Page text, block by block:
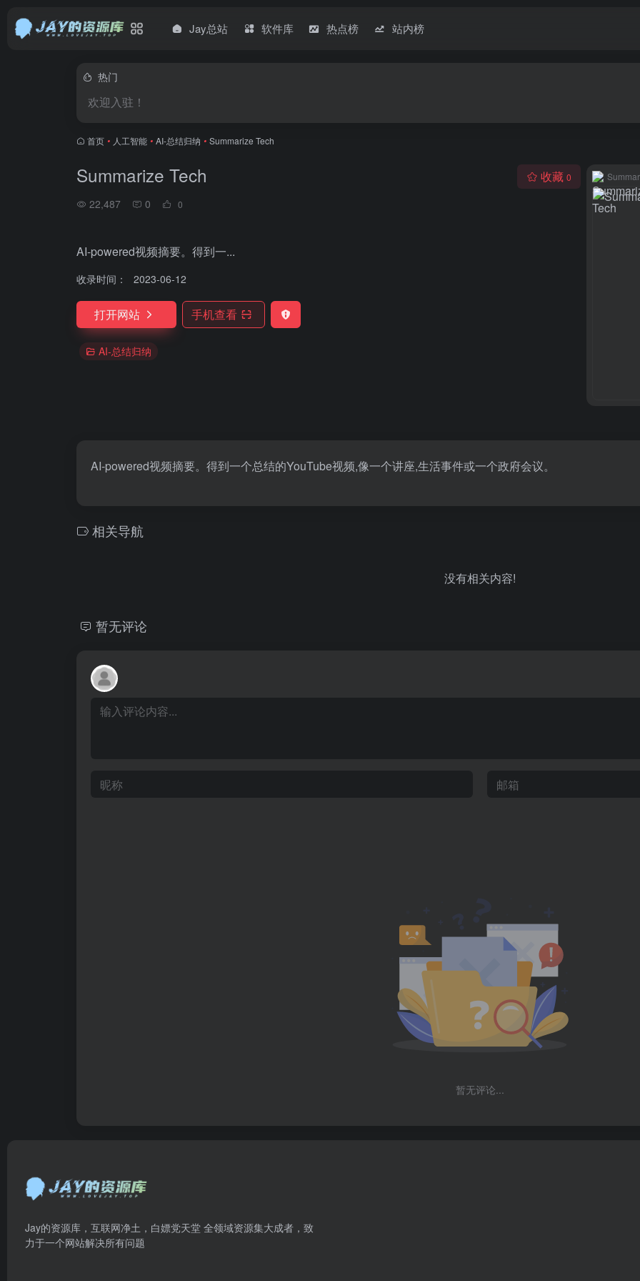
Jay总站 软件库 热点榜 站内榜
热门
欢迎入驻！
首页 • 人工智能 • AI-总结归纳 • Summarize Tech
Summarize Tech
22,487 0 0
收藏 0
AI-powered视频摘要。得到一...
收录时间： 2023-06-12
打开网站 手机查看
AI-总结归纳
AI-powered视频摘要。得到一个总结的YouTube视频,像一个讲座,生活事件或一个政府会议。
相关导航
没有相关内容!
暂无评论
暂无评论...
Jay的资源库，互联网净土，白嫖党天堂 全领域资源集大成者，致
力于一个网站解决所有问题